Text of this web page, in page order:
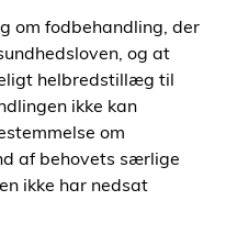
om fodbehandling, der
og at
helbredstillæg til
ikke kan
om
af behovets særlige
ikke har nedsat